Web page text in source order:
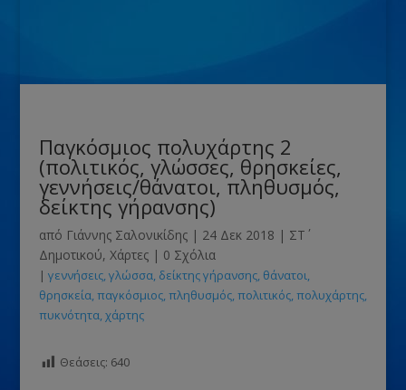
Παγκόσμιος πολυχάρτης 2
(πολιτικός, γλώσσες, θρησκείες,
γεννήσεις/θάνατοι, πληθυσμός,
δείκτης γήρανσης)
από Γιάννης Σαλονικίδης| 24 Δεκ 2018 | ΣΤ΄
Δημοτικού, Χάρτες| 0 Σχόλια
| γεννήσεις γλώσσα δείκτης γήρανσης θάνατοι
θρησκεία παγκόσμιος πληθυσμός πολιτικός πολυχάρτης
πυκνότητα χάρτης
Θεάσεις: 640